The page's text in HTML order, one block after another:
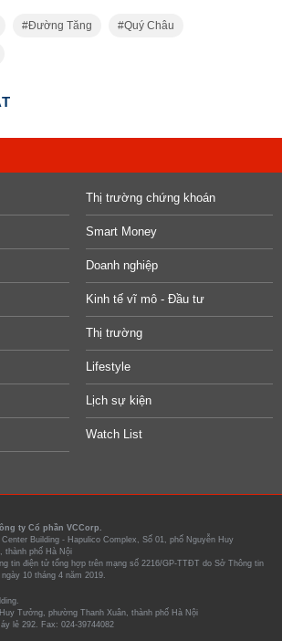
Đường Tăng Quý Châu
Thị trường chứng khoán
Smart Money
Doanh nghiệp
Kinh tế vĩ mô - Đầu tư
Thị trường
Lifestyle
Lịch sự kiện
Watch List
ty Cổ phần VCCorp.
Building - Hapulico Complex, Số 01, phố Nguyễn Huy
thành phố Hà Nội
tin điện tử tổng hợp trên mạng số 2216/GP-TTĐT do Sở Thông tin
10 tháng 4 năm 2019.
Tưởng, phường Thanh Xuân, thành phố Hà Nội
lẻ 292. Fax: 024-39744082